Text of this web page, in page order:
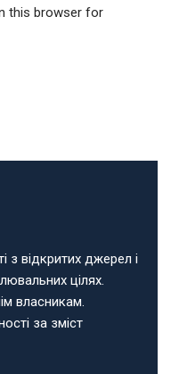
this browser for
з відкритих джерел і
цілях.
власникам.
за зміст